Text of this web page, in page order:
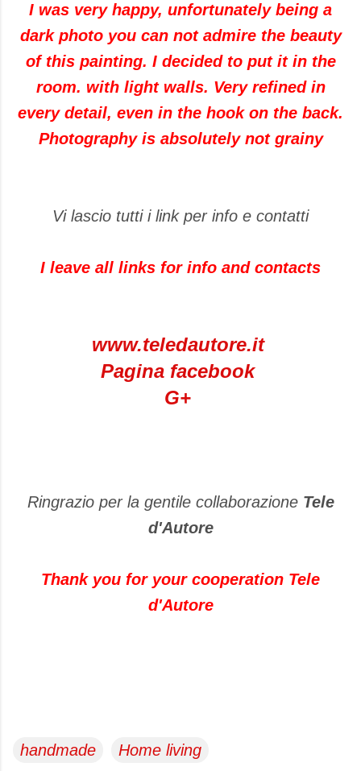
I was very happy, unfortunately being a
dark photo you can not admire the beauty
of this painting. I decided to put it in the
room. with light walls. Very refined in
every detail, even in the hook on the back.
Photography is absolutely not grainy
Vi lascio tutti i link per info e contatti
I leave all links for info and contacts
www.teledautore.it
Pagina facebook
G+
Ringrazio per la gentile collaborazione Tele
d'Autore
Thank you for your cooperation Tele
d'Autore
handmade Home living